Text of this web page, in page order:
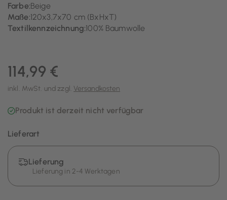
Farbe:Beige
Maße:120x3,7x70 cm (BxHxT)
Textilkennzeichnung:100% Baumwolle
114,99 €
inkl. MwSt. und zzgl. Versandkosten
Produkt ist derzeit nicht verfügbar
Lieferart
Lieferung
Lieferung in 2-4 Werktagen